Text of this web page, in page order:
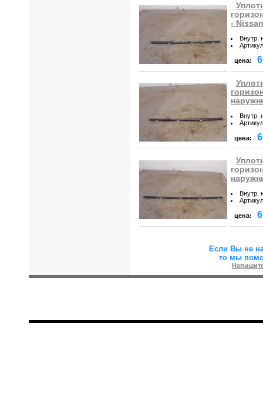
-
Внутр.
Артикул
цена:
Внутр.
Артикул
цена:
Внутр.
Артикул
цена:
Если Вы не
то мы